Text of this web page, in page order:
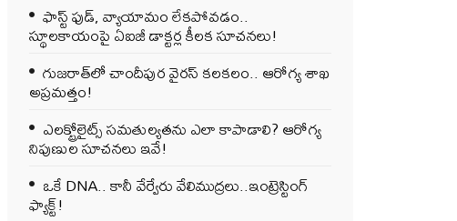
ఫాస్ట్ ఫుడ్, వ్యాయామం లేకపోవడం..
స్థూలకాయంపై ఏఐజీ డాక్టర్ల కీలక సూచనలు!
గుజరాత్‌లో చాందీపుర వైరస్ కలకలం.. ఆరోగ్య శాఖ
అప్రమత్తం!
ఎలక్ట్రోలైట్స్ సమతుల్యతను ఎలా కాపాడాలి? ఆరోగ్య
నిపుణుల సూచనలు ఇవే!
ఒకే DNA.. కానీ వేర్వేరు వేలిముద్రలు..ఇంట్రెస్టింగ్
ఫ్యాక్ట్!